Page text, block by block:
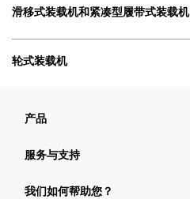
滑移式装载机和紧凑型履带式装载机
轮式装载机
产品
服务与支持
我们如何帮助您？